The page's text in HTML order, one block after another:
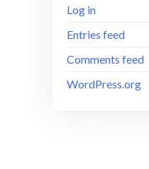
Log in
Entries feed
Comments feed
WordPress.org